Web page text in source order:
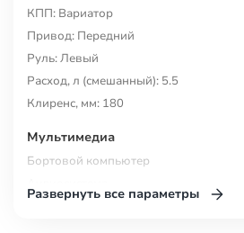
КПП: Вариатор
Привод: Передний
Руль: Левый
Расход, л (смешанный): 5.5
Клиренс, мм: 180
Мультимедиа
Бортовой компьютер
Беспроводная зарядка для смартфона
Развернуть все параметры